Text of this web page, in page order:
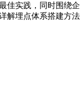
佳实践，同时围绕企
解埋点体系搭建方法